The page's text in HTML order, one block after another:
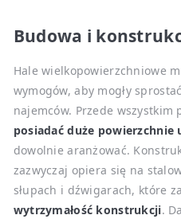
Budowa i
Hale wielkopowierzchniowe
wymogów, aby mogły
najemców. Przede wszystkim
posiadać duże powierzchnie
dowolnie aranżować.
zazwyczaj opiera się na
słupach i dźwigarach, które
wytrzymałość konstrukcji.